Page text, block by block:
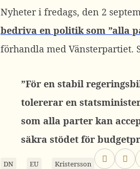
Nyheter i fredags, den 2
bedriva en politik som ”alla
förhandla med Vänsterpartiet.
”För en stabil
tolererar en
som alla parter kan
säkra stödet för
DN EU Kristersson